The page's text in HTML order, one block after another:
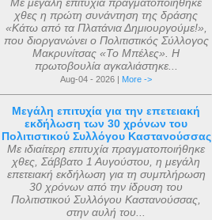
Με μεγάλη επιτυχία πραγματοποιήθηκε
χθες η πρώτη συνάντηση της δράσης
«Κάτω από τα Πλατάνια Δημιουργούμε!»,
που διοργανώνει ο Πολιτιστικός Σύλλογος
Μακρυνίτσας «Το Μπέλες». Η
πρωτοβουλία αγκαλιάστηκε...
Aug-04 - 2026 | More ->
Μεγάλη επιτυχία για την επετειακή
εκδήλωση των 30 χρόνων του
Πολιτιστικού Συλλόγου Καστανούσσας
Με ιδιαίτερη επιτυχία πραγματοποιήθηκε
χθες, Σάββατο 1 Αυγούστου, η μεγάλη
επετειακή εκδήλωση για τη συμπλήρωση
30 χρόνων από την ίδρυση του
Πολιτιστικού Συλλόγου Καστανούσσας,
στην αυλή του...